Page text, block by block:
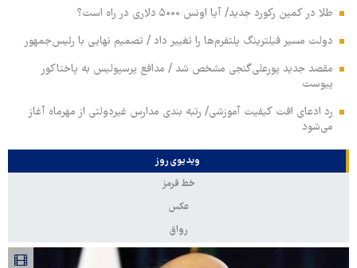
طلا در کمین رکورد جدید/ آیا اونس ۵۰۰۰ دلاری در راه است؟
دولت مسیر فیلترینگ پلتفرم‌ها را تغییر داد / تصمیم نهایی با رئیس‌جمهور
مقصد جدید پورعلی‌گنجی مشخص شد / مدافع پرسپولیس به پاختاکور
پیوست
رد ادعای افت کیفیت آموزشی/ رتبه بندی مدارس غیردولتی از مهرماه آغاز
می‌شود
ویدیوی روز
خط قرمز
عکس
رواق